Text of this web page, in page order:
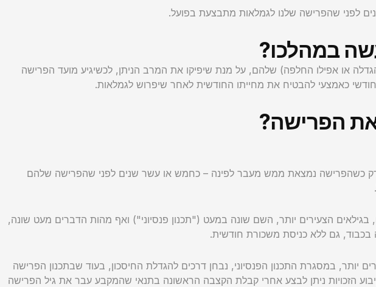
לפני שהפרישה שלנו לגמלאות מתבצעת בפועל.
במהלכו?
או אפילו החלפה) שלהם, על מנת שיפיקו את המרב הניתן, לכשיגיע מועד הפרישה
כאמצעי להבטיח את מחייתו החודשית לאחר שיפרוש לגמלאות.
הפרישה?
כשהפרישה נמצאת ממש מעבר לפינה – כחמש או עשר שנים לפני שהפרישה שלהם
הצעירים יותר, השם שונה במעט ("תכנון פנסיוני") ואף מהות הדברים מעט שונה,
גם ללא כניסת משכורת חודשית.
יותר, במסגרת התכנון הפנסיוני, נבחן דרכים להגדלת החיסכון, בעוד שבתכנון הפרישה
הזכויות ניתן לבצע אחרי קבלת הקצבה הראשונה בתנאי שהמקבע עבר את גיל הפרישה